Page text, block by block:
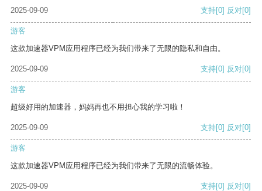
2025-09-09
支持[0] 反对[0]
游客
这款加速器VPM应用程序已经为我们带来了无限的隐私和自由。
2025-09-09 支持[0] 反对[0]
游客
超级好用的加速器，妈妈再也不用担心我的学习啦！
2025-09-09 支持[0] 反对[0]
游客
这款加速器VPM应用程序已经为我们带来了无限的流畅体验。
2025-09-09 支持[0] 反对[0]